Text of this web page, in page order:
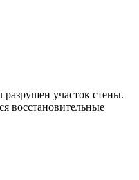
участок стены.
восстановительные